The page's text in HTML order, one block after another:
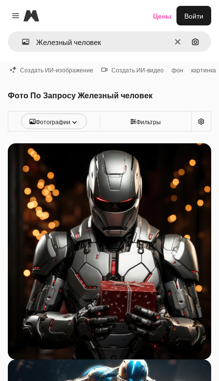
Close menu
Magnific
ОчиститьПоиск
Цены Войти
Создать ИИ-изображение Создать ИИ-видео фон картинка
Фото По Запросу Железный человек
Фотографии Фильтры